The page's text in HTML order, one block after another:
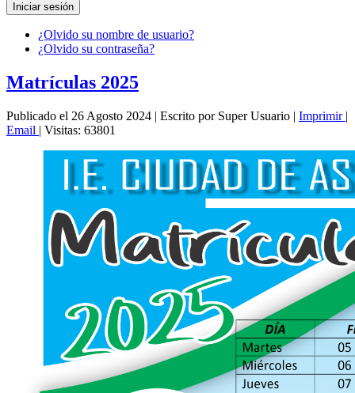
Iniciar sesión
¿Olvido su nombre de usuario?
¿Olvido su contraseña?
Matrículas 2025
Publicado el 26 Agosto 2024 | Escrito por Super Usuario | Imprimir |
Email | Visitas: 63801